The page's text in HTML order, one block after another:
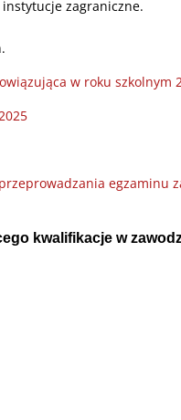
zagraniczne.
w roku szkolnym
egzaminu
kwalifikacje w